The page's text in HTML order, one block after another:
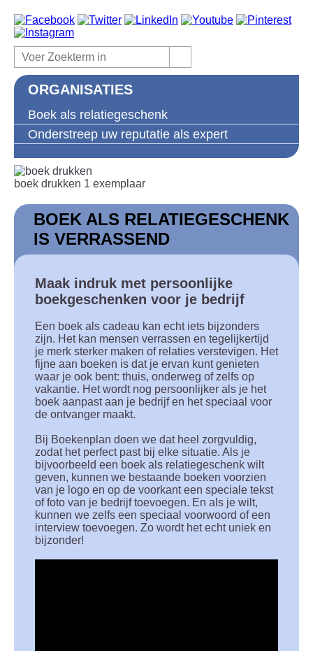
ORGANISATIES
Boek als relatiegeschenk
Onderstreep uw reputatie als expert
boek drukken 1 exemplaar
BOEK ALS RELATIEGESCHENK
IS VERRASSEND
Maak indruk met persoonlijke
boekgeschenken voor je bedrijf
Een boek als cadeau kan echt iets bijzonders
zijn. Het kan mensen verrassen en tegelijkertijd
je merk sterker maken of relaties verstevigen. Het
fijne aan boeken is dat je ervan kunt genieten
waar je ook bent: thuis, onderweg of zelfs op
vakantie. Het wordt nog persoonlijker als je het
boek aanpast aan je bedrijf en het speciaal voor
de ontvanger maakt.
Bij Boekenplan doen we dat heel zorgvuldig,
zodat het perfect past bij elke situatie. Als je
bijvoorbeeld een boek als relatiegeschenk wilt
geven, kunnen we bestaande boeken voorzien
van je logo en op de voorkant een speciale tekst
of foto van je bedrijf toevoegen. En als je wilt,
kunnen we zelfs een speciaal voorwoord of een
interview toevoegen. Zo wordt het echt uniek en
bijzonder!